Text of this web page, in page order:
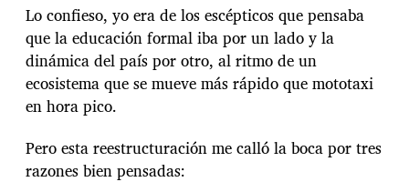
N
I
M
E
T
s
t
o
Lo confieso, yo era de los escépticos que pensaba
que la educación formal iba por un lado y la
dinámica del país por otro, al ritmo de un
ecosistema que se mueve más rápido que mototaxi
en hora pico.
Pero esta reestructuración me calló la boca por tres
razones bien pensadas: